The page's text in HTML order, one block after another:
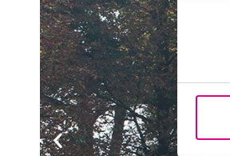
Consent
Selection